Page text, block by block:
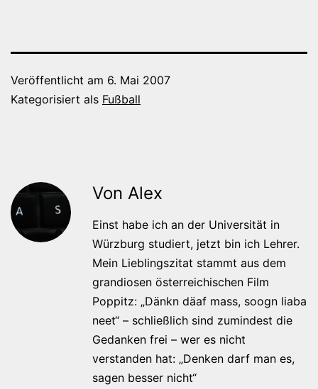
Veröffentlicht am 6. Mai 2007
Kategorisiert als Fußball
Von Alex
Einst habe ich an der Universität in
Würzburg studiert, jetzt bin ich Lehrer.
Mein Lieblingszitat stammt aus dem
grandiosen österreichischen Film
Poppitz: „Dänkn däaf mass, soogn liaba
neet“ – schließlich sind zumindest die
Gedanken frei – wer es nicht
verstanden hat: „Denken darf man es,
sagen besser nicht“